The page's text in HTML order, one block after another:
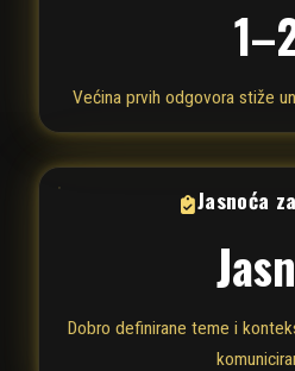
Većina prvih odgovora stiže
Jasnoća
Dobro definirane teme i